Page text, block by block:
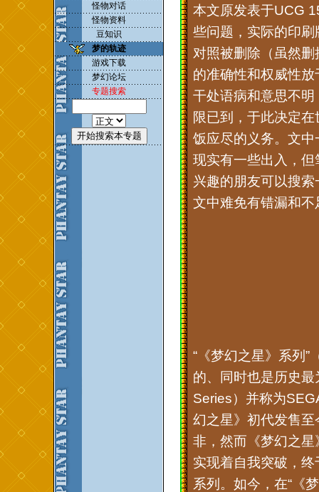
本文原发表于UCG
些问题，实际的印
对照被删除（虽然
的准确性和权威性
干处语病和意思不
限已到，于此决定
饭应尽的义务。文
现实有一些出入，
兴趣的朋友可以搜
文中难免有错漏和
“《梦幻之星》系列
的、同时也是历史
Series）并称为
幻之星》初代发售
非，然而《梦幻之
实现着自我突破，
系列。如今，在“《
怪物对话
怪物资料
豆知识
梦的轨迹
游戏下载
梦幻论坛
专题搜索